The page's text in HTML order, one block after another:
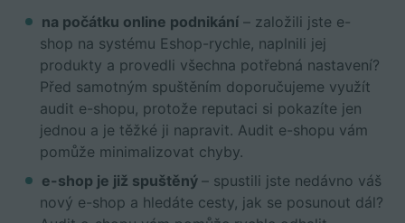
na počátku online podnikání – založili jste e-
shop na systému Eshop-rychle, naplnili jej
produkty a provedli všechna potřebná nastavení?
Před samotným spuštěním doporučujeme využít
audit e-shopu, protože reputaci si pokazíte jen
jednou a je těžké ji napravit. Audit e-shopu vám
pomůže minimalizovat chyby.
e-shop je již spuštěný – spustili jste nedávno váš
nový e-shop a hledáte cesty, jak se posunout dál?